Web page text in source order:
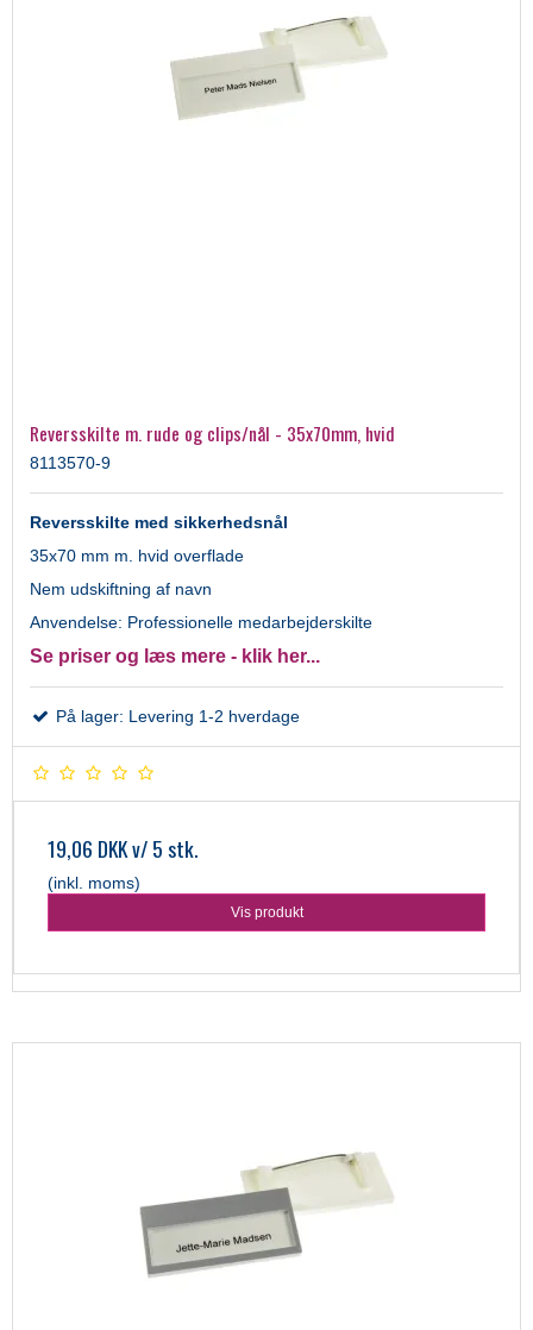
Reversskilte m. rude og clips/nål - 35x70mm, hvid
8113570-9
Reversskilte med sikkerhedsnål
35x70 mm m. hvid overflade
Nem udskiftning af navn
Anvendelse: Professionelle medarbejderskilte
Se priser og læs mere - klik her...
På lager: Levering 1-2 hverdage
19,06 DKKv/ 5 stk.
(inkl. moms)
Vis produkt